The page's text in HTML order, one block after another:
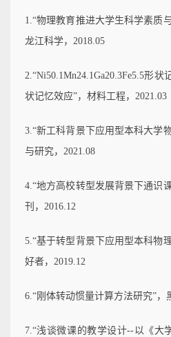
1.“物理教育推进大学生科学素质
龙江科学，2018.05
2.“Ni50.1Mn24.1Ga20.3Fe5.5形
状记忆效应”，材料工程，2021.03
3.“新工科背景下应用型本科大学
与研究，2021.08
4.“地方高校转型发展背景下通识
刊，2016.12
5.“基于转型背景下应用型本科物
好者，2019.12
6.“刚体转动惯量计算方法研究”，
7.“浅谈微课的教学设计--以《大